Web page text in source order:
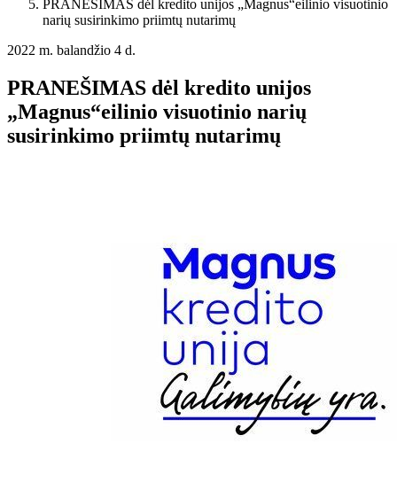
PRANEŠIMAS dėl kredito unijos „Magnus“eilinio visuotinio
narių susirinkimo priimtų nutarimų
2022 m. balandžio 4 d.
PRANEŠIMAS dėl kredito unijos
„Magnus“eilinio visuotinio narių
susirinkimo priimtų nutarimų